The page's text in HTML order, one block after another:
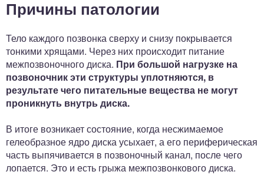
Причины патологии
Тело каждого позвонка сверху и снизу покрывается
тонкими хрящами. Через них происходит питание
межпозвоночного диска. При большой нагрузке на
позвоночник эти структуры уплотняются, в
результате чего питательные вещества не могут
проникнуть внутрь диска.
В итоге возникает состояние, когда несжимаемое
гелеобразное ядро диска усыхает, а его периферическая
часть выпячивается в позвоночный канал, после чего
лопается. Это и есть грыжа межпозвонкового диска.